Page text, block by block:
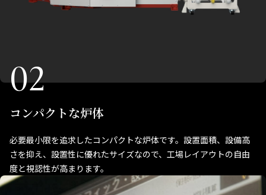
02
コンパクトな炉体
必要最小限を追求したコンパクトな炉体です。設置面積、設備高
さを抑え、設置性に優れたサイズなので、工場レイアウトの自由
度と視認性が高まります。